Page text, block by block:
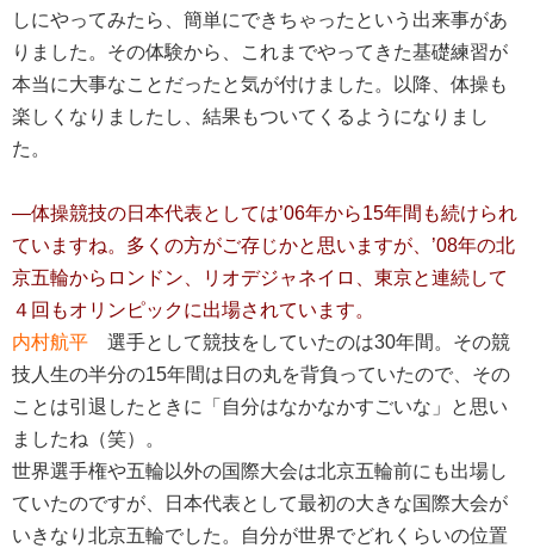
しにやってみたら、簡単にできちゃったという出来事があ
りました。その体験から、これまでやってきた基礎練習が
本当に大事なことだったと気が付けました。以降、体操も
楽しくなりましたし、結果もついてくるようになりまし
た。
―体操競技の日本代表としては’06年から15年間も続けられ
ていますね。多くの方がご存じかと思いますが、’08年の北
京五輪からロンドン、リオデジャネイロ、東京と連続して
４回もオリンピックに出場されています。
内村航平 選手として競技をしていたのは30年間。その競
技人生の半分の15年間は日の丸を背負っていたので、その
ことは引退したときに「自分はなかなかすごいな」と思い
ましたね（笑）。
世界選手権や五輪以外の国際大会は北京五輪前にも出場し
ていたのですが、日本代表として最初の大きな国際大会が
いきなり北京五輪でした。自分が世界でどれくらいの位置